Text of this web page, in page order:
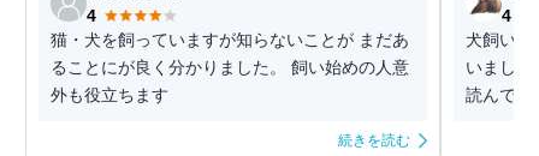
4
猫・犬を飼っていますが知らないことが まだあ
ることにが良く分かりました。 飼い始めの人意
外も役立ちます
続きを読む
4
犬飼い始
いました
読んでま